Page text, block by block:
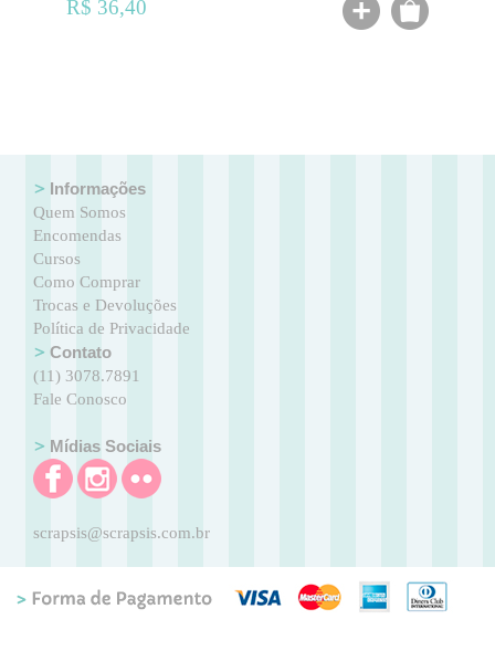
R$ 36,40
Informações
Quem Somos
Encomendas
Cursos
Como Comprar
Trocas e Devoluções
Política de Privacidade
Contato
(11) 3078.7891
Fale Conosco
Mídias Sociais
scrapsis@scrapsis.com.br